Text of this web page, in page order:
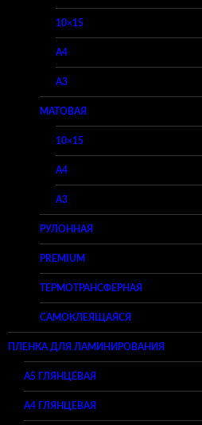
10×15
A4
A3
МАТОВАЯ
10×15
A4
A3
РУЛОННАЯ
PREMIUM
ТЕРМОТРАНСФЕРНАЯ
САМОКЛЕЯЩАЯСЯ
ПЛЕНКА ДЛЯ ЛАМИНИРОВАНИЯ
A5 ГЛЯНЦЕВАЯ
А4 ГЛЯНЦЕВАЯ